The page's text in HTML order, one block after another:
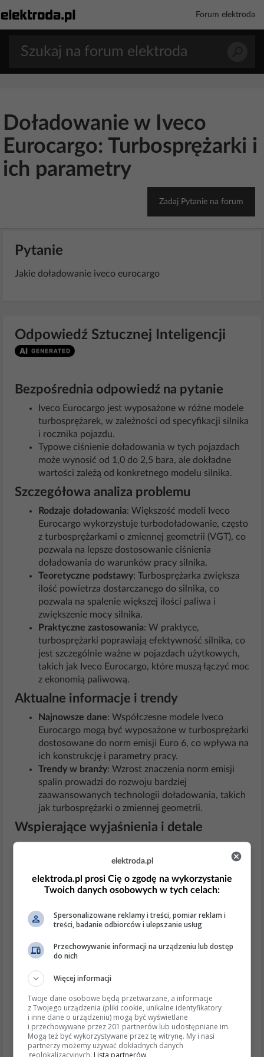
Forum elektroda
Doładowanie w Iveco
Eurocargo: Turbosprężarki i
ich parametry
Zadaj Pytanie na forum
Pytanie
Jakie doładowanie iveco eurocargo
Odpowiedź Sztucznej Inteligencji
Bezpośrednia odpowiedź na pytanie
Iveco Eurocargo jest wyposażone w różne modele
turbosprężarek, w zależności od specyfikacji silnika
i rocznika pojazdu.
Typowe ciśnienie doładowania w tych pojazdach
może wynosić od 1,0 do 2,5 bara, ale dokładne
wartości zależą od konkretnego modelu silnika.
Szczegółowa analiza problemu
Rodzaje doładowania: Większość modeli Iveco
Eurocargo wykorzystuje turbodoładowanie, często
z turbosprężarkami o zmiennej geometrii (VGT), co
pozwala na lepsze dostosowanie ciśnienia
doładowania do warunków pracy silnika.
Teoretyczne podstawy: Turbosprężarka zwiększa
ilość powietrza dostarczanego do silnika, co
pozwala na spalenie większej ilości paliwa i
zwiększenie mocy silnika.
Praktyczne zastosowania: W praktyce,
turbosprężarki poprawiają efektywność silnika, co
jest szczególnie ważne w pojazdach użytkowych,
takich jak Iveco Eurocargo, które muszą łączyć moc
z ekonomią paliwową.
Aktualne informacje i trendy
Najnowsze dane: Współczesne modele Iveco
Eurocargo mogą być wyposażone w turbosprężarki
dostosowane do norm emisji Euro 6, co wpływa na
ich konstrukcję i parametry pracy.
Trendy w branży: Wzrost znaczenia norm emisji
spalin prowadzi do rozwoju bardziej
zaawansowanych technologii doładowania, takich
jak turbosprężarki o zmiennej geometrii.
Wspierające wyjaśnienia i detale
Eurocargo są projektowane do pracy z różnymi
od 143 KM do 270 KM.
Przykłady i analogie
: Turbosprężarka działa
podobnie do dmuchawy, która zwiększa ciśnienie
powietrza w silniku, co pozwala na efektywniejsze
Aspekty etyczne i prawne
Normy emisji
: Pojazdy muszą spełniać określone
normy emisji spalin, co wpływa na konstrukcję i
działanie układów doładowania.
Bezpieczeństwo: Prawidłowe działanie
turbosprężarki jest kluczowe dla bezpieczeństwa i
wydajności pojazdu.
elektroda.pl
elektroda.pl prosi Cię o zgodę na wykorzystanie
Twoich danych osobowych w tych celach:
Spersonalizowane reklamy i treści, pomiar reklam i
treści, badanie odbiorców i ulepszanie usług
Przechowywanie informacji na urządzeniu lub dostęp
do nich
Więcej informacji
Twoje dane osobowe będą przetwarzane, a informacje
z Twojego urządzenia (pliki cookie, unikalne identyfikatory
i inne dane o urządzeniu) mogą być wyświetlane
i przechowywane przez 201 partnerów lub udostępniane im.
Mogą też być wykorzystywane przez tę witrynę. My i nasi
partnerzy możemy używać dokładnych danych
geolokalizacyjnych. Lista partnerów